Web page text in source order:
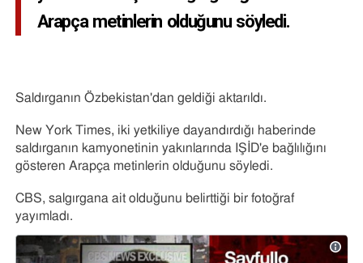
Arapça metinlerin olduğunu söyledi.
Saldırganın Özbekistan'dan geldiği aktarıldı.
New York Times, iki yetkiliye dayandırdığı haberinde
saldırganın kamyonetinin yakınlarında IŞİD'e bağlılığını
gösteren Arapça metinlerin olduğunu söyledi.
CBS, salgırgana ait olduğunu belirttiği bir fotoğraf
yayımladı.
@CBSEveningNews
tarafından
Resmi
Twitter Reklamları'na ilişkin bilgiler ve